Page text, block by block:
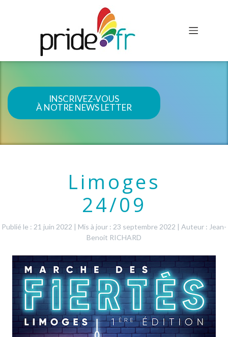
INSCRIVEZ-VOUS
À NOTRE NEWS LETTER
Limoges
24/09
Publié le : 21 juin 2022 | Mis à jour : 23 septembre 2022 | Auteur : Jean-
Benoit RICHARD